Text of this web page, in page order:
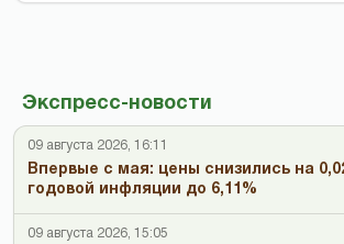
Экспресс-новости
09 августа 2026, 16:11
Впервые с мая: цены снизились на
годовой инфляции до 6,11%
09 августа 2026, 15:05